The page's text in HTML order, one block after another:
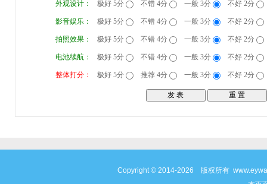
外观设计： 极好 5分 不错 4分 一般 3分 不好 2分
影音娱乐： 极好 5分 不错 4分 一般 3分 不好 2分
拍照效果： 极好 5分 不错 4分 一般 3分 不好 2分
电池续航： 极好 5分 不错 4分 一般 3分 不好 2分
整体打分： 极好 5分 推荐 4分 一般 3分 不好 2分
Copyright © 2014-2026 版权所有